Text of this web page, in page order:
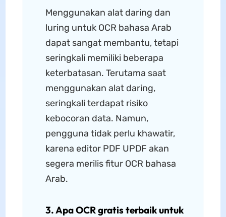
Menggunakan alat daring dan
luring untuk OCR bahasa Arab
dapat sangat membantu, tetapi
seringkali memiliki beberapa
keterbatasan. Terutama saat
menggunakan alat daring,
seringkali terdapat risiko
kebocoran data. Namun,
pengguna tidak perlu khawatir,
karena editor PDF UPDF akan
segera merilis fitur OCR bahasa
Arab.
3. Apa OCR gratis terbaik untuk